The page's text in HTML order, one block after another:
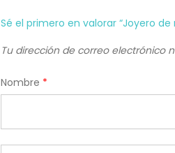
Sé el primero en valorar “Joyero
Tu dirección de correo electrónico
Nombre *